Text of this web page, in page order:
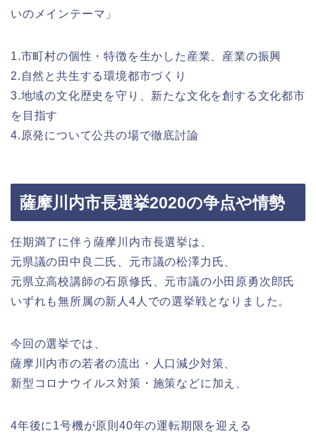
いのメインテーマ」
1.市町村の個性・特徴を生かした産業、産業の振興
2.自然と共生する環境都市づくり
3.地域の文化歴史を守り、新たな文化を創する文化都市
を目指す
4.原発について公共の場で徹底討論
薩摩川内市長選挙2020の争点や情勢
任期満了に伴う薩摩川内市長選挙は、
元県議の田中良二氏、元市議の松澤力氏、
元県立高校講師の石原修氏、元市議の小田原勇次郎氏
いずれも無所属の新人4人での選挙戦となりました。
今回の選挙では、
薩摩川内市の若者の流出・人口減少対策、
新型コロナウイルス対策・施策などに加え、
4年後に1号機が原則40年の運転期限を迎える